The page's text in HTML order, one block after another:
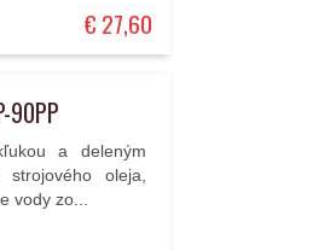
€ 27,60
90PP
a deleným
oleja,
vody zo...